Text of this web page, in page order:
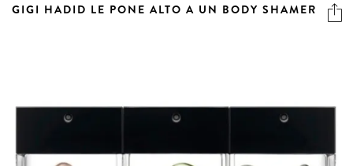
GIGI HADID LE PONE ALTO A UN BODY SHAMER